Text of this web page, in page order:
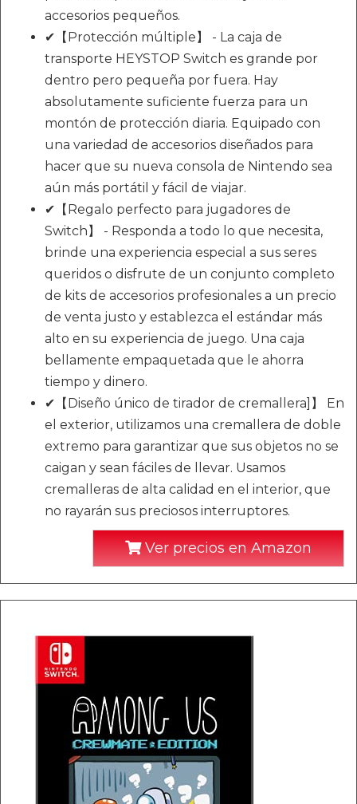
accesorios pequeños.
✔【Protección múltiple】 - La caja de
transporte HEYSTOP Switch es grande por
dentro pero pequeña por fuera. Hay
absolutamente suficiente fuerza para un
montón de protección diaria. Equipado con
una variedad de accesorios diseñados para
hacer que su nueva consola de Nintendo sea
aún más portátil y fácil de viajar.
✔【Regalo perfecto para jugadores de
Switch】 - Responda a todo lo que necesita,
brinde una experiencia especial a sus seres
queridos o disfrute de un conjunto completo
de kits de accesorios profesionales a un precio
de venta justo y establezca el estándar más
alto en su experiencia de juego. Una caja
bellamente empaquetada que le ahorra
tiempo y dinero.
✔【Diseño único de tirador de cremallera]】 En
el exterior, utilizamos una cremallera de doble
extremo para garantizar que sus objetos no se
caigan y sean fáciles de llevar. Usamos
cremalleras de alta calidad en el interior, que
no rayarán sus preciosos interruptores.
Ver precios en Amazon